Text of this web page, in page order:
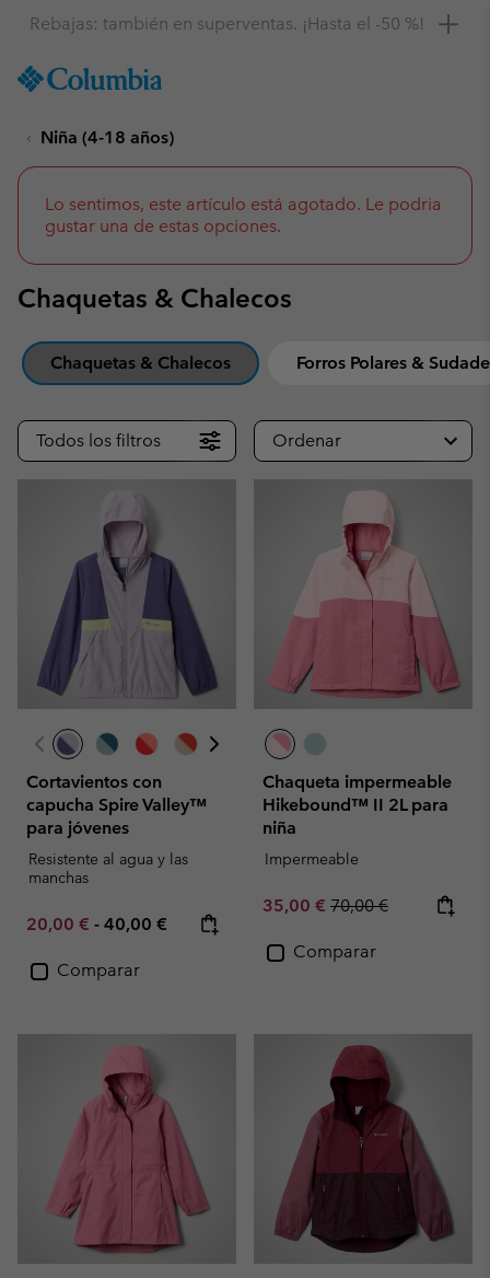
TO
SKIP
NAV
SKIP
TO
Consigue un 10 % de descuento
Niña (4-18 años)
Lo sentimos, este artículo está agotado. Le podria
gustar una de estas opciones.
Chaquetas & Chalecos
Chaquetas & Chalecos Forros Polares &
Todos los filtros Ordenar
Cortavientos con
capucha Spire Valley™
para jóvenes
Resistente al agua y las
manchas
Minimum sale price:
20,00 € - Maximum price:
40,00 €
Comparar
Chaqueta impermeable
Hikebound™ II 2L para
niña
Impermeable
Sale price:
35,00 € Regular price:
70,00 €
Comparar